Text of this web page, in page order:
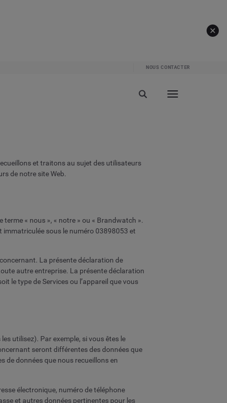
NOUS CONTACTER
et traitons au sujet des utilisateurs
de notre site Web.
« nous », « notre » ou « Brandwatch ».
immatriculée sous le numéro 03898053 et
La présente déclaration de
autre entreprise. La présente déclaration
le type de Services ou l’appareil que vous
utilisez). Par exemple, si vous êtes le
seront différentes des données que
de données que nous recueillons en
électronique, numéro de téléphone
et autres données pertinentes pour les